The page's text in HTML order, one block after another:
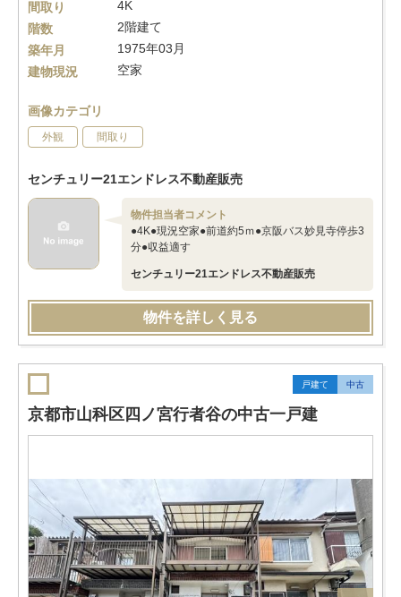
間取り
4K
階数
2階建て
築年月
1975年03月
建物現況
空家
画像カテゴリ
外観 間取り
センチュリー21エンドレス不動産販売
物件担当者コメント
●4K●現況空家●前道約5ｍ●京阪バス妙見寺停歩3
分●収益適す
センチュリー21エンドレス不動産販売
物件を詳しく見る
戸建て 中古
京都市山科区四ノ宮行者谷の中古一戸建